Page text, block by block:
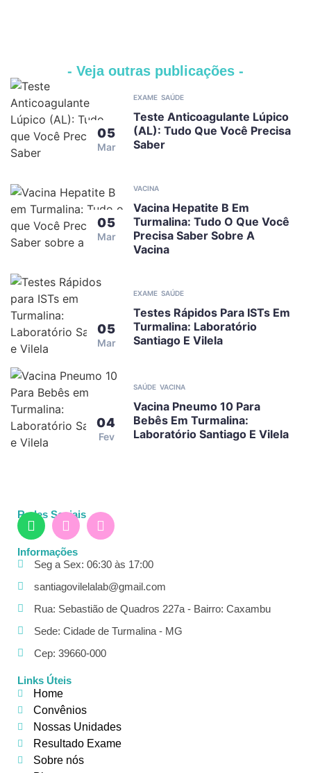
- Veja outras publicações -
05
Mar
EXAME SAÚDE
Teste Anticoagulante Lúpico
(AL): Tudo Que Você Precisa
Saber
05
Mar
VACINA
Vacina Hepatite B Em
Turmalina: Tudo O Que Você
Precisa Saber Sobre A
Vacina
05
Mar
EXAME SAÚDE
Testes Rápidos Para ISTs Em
Turmalina: Laboratório
Santiago E Vilela
04
Fev
SAÚDE VACINA
Vacina Pneumo 10 Para
Bebês Em Turmalina:
Laboratório Santiago E Vilela
Redes Sociais
Informações
Seg a Sex: 06:30 às 17:00
santiagovilelalab@gmail.com
Rua: Sebastião de Quadros 227a - Bairro: Caxambu
Sede: Cidade de Turmalina - MG
Cep: 39660-000
Links Úteis
Home
Convênios
Nossas Unidades
Resultado Exame
Sobre nós